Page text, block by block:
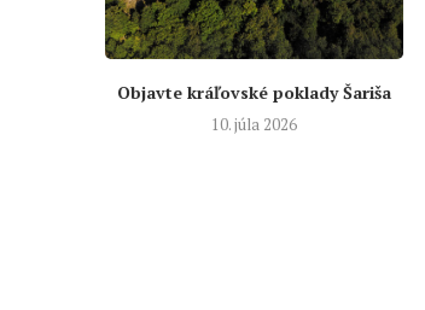
Objavte kráľovské poklady Šariša
10. júla 2026